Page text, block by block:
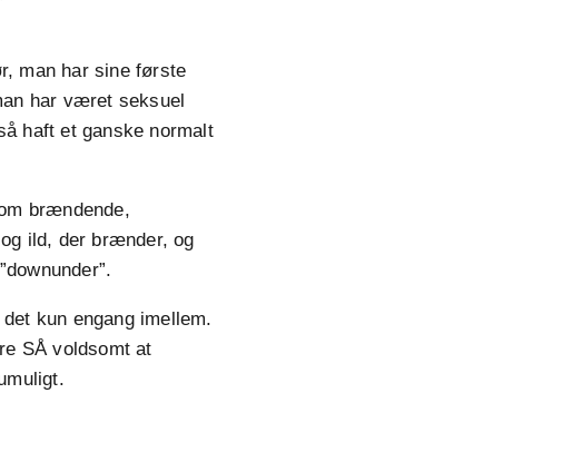
man har sine første
har været seksuel
haft et ganske normalt
brændende,
ild, der brænder, og
kun engang imellem.
SÅ voldsomt at